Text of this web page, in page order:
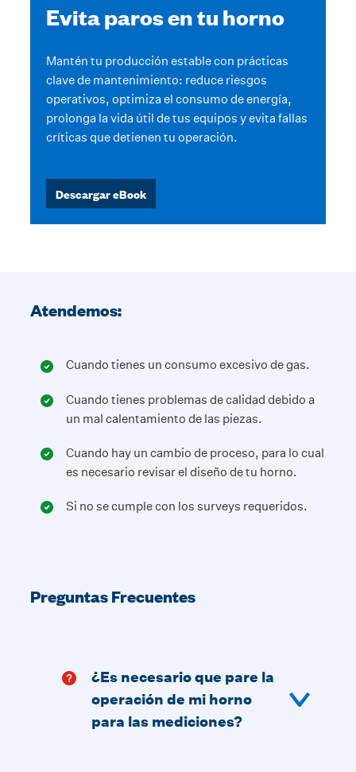
Evita paros en tu horno
Mantén tu producción estable con prácticas
clave de mantenimiento: reduce riesgos
operativos, optimiza el consumo de energía,
prolonga la vida útil de tus equipos y evita fallas
críticas que detienen tu operación.
Descargar eBook
Atendemos:
Cuando tienes un consumo excesivo de gas.
Cuando tienes problemas de calidad debido a
un mal calentamiento de las piezas.
Cuando hay un cambio de proceso, para lo cual
es necesario revisar el diseño de tu horno.
Si no se cumple con los surveys requeridos.
Preguntas Frecuentes
¿Es necesario que pare la
operación de mi horno
para las mediciones?